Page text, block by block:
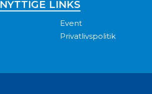
NYTTIGE LINKS
Event
Privatlivspolitik